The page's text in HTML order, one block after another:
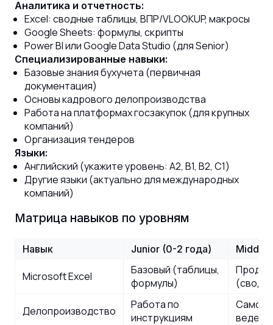
Аналитика и отчетность:
Excel: сводные таблицы, ВПР/VLOOKUP, макросы
Google Sheets: формулы, скрипты
Power BI или Google Data Studio (для Senior)
Специализированные навыки:
Базовые знания бухучета (первичная
документация)
Основы кадрового делопроизводства
Работа на платформах госзакупок (для крупных
компаний)
Организация тендеров
Языки:
Английский (укажите уровень: A2, B1, B2, C1)
Другие языки (актуально для международных
компаний)
Матрица навыков по уровням
Навык Junior (0-2 года) Middle
Microsoft Excel
Базовый (таблицы,
формулы)
Делопроизводство
Работа по
инструкциям